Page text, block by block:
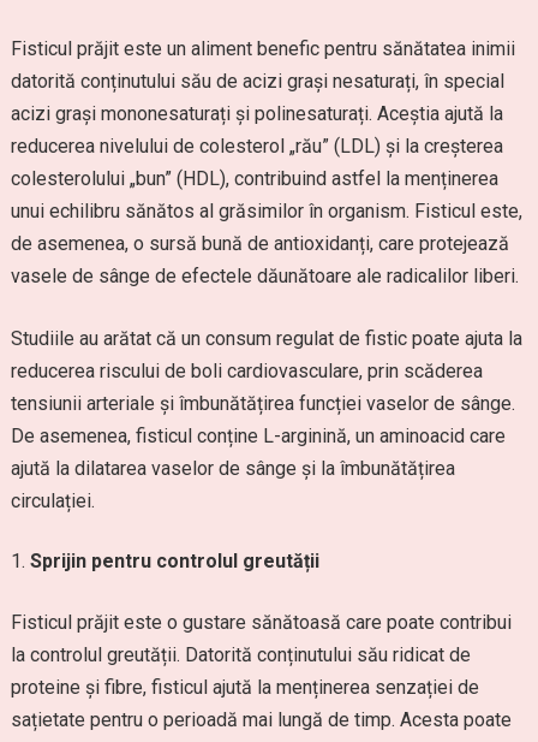
Fisticul prăjit este un aliment benefic pentru sănătatea inimii
datorită conținutului său de acizi grași nesaturați, în special
acizi grași mononesaturați și polinesaturați. Aceștia ajută la
reducerea nivelului de colesterol „rău” (LDL) și la creșterea
colesterolului „bun” (HDL), contribuind astfel la menținerea
unui echilibru sănătos al grăsimilor în organism. Fisticul este,
de asemenea, o sursă bună de antioxidanți, care protejează
vasele de sânge de efectele dăunătoare ale radicalilor liberi.
Studiile au arătat că un consum regulat de fistic poate ajuta la
reducerea riscului de boli cardiovasculare, prin scăderea
tensiunii arteriale și îmbunătățirea funcției vaselor de sânge.
De asemenea, fisticul conține L-arginină, un aminoacid care
ajută la dilatarea vaselor de sânge și la îmbunătățirea
circulației.
Sprijin pentru controlul greutății
Fisticul prăjit este o gustare sănătoasă care poate contribui
la controlul greutății. Datorită conținutului său ridicat de
proteine și fibre, fisticul ajută la menținerea senzației de
sațietate pentru o perioadă mai lungă de timp. Acesta poate